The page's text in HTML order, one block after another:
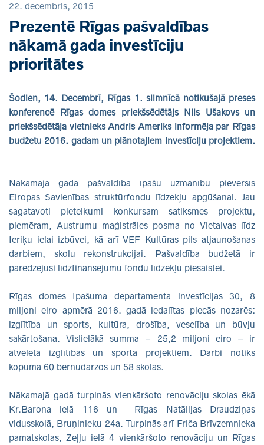
22. decembris, 2015
Prezentē Rīgas pašvaldības
nākamā gada investīciju
prioritātes
Šodien, 14. Decembrī, Rīgas 1. slimnīcā notikušajā preses
konferencē Rīgas domes priekšsēdētājs Nils Ušakovs un
priekšsēdētāja vietnieks Andris Ameriks informēja par Rīgas
budžetu 2016. gadam un plānotajiem investīciju projektiem.
Nākamajā gadā pašvaldība īpašu uzmanību pievērsīs
Eiropas Savienības struktūrfondu līdzekļu apgūšanai. Jau
sagatavoti pieteikumi konkursam satiksmes projektu,
piemēram, Austrumu maģistrāles posma no Vietalvas līdz
Ieriķu ielai izbūvei, kā arī VEF Kultūras pils atjaunošanas
darbiem, skolu rekonstrukcijai. Pašvaldība budžetā ir
paredzējusi līdzfinansējumu fondu līdzekļu piesaistei.
Rīgas domes Īpašuma departamenta investīcijas 30, 8
miljoni eiro apmērā 2016. gadā iedalītas piecās nozarēs:
izglītība un sports, kultūra, drošība, veselība un būvju
sakārtošana. Vislielākā summa – 25,2 miljoni eiro – ir
atvēlēta izglītības un sporta projektiem. Darbi notiks
kopumā 60 bērnudārzos un 58 skolās.
Nākamajā gadā turpinās vienkāršoto renovāciju skolas ēkā
Kr.Barona ielā 116 un Rīgas Natālijas Draudziņas
vidusskolā, Bruņinieku 24a. Turpinās arī Friča Brīvzemnieka
pamatskolas, Zeļļu ielā 4 vienkāršoto renovāciju un Rīgas